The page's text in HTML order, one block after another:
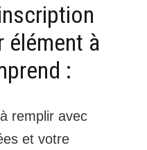
élément à
:
remplir avec
et votre